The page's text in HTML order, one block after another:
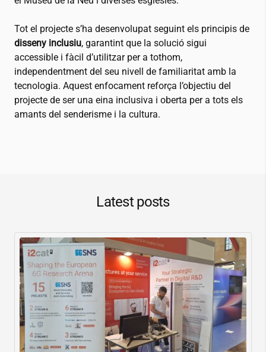
Tot el projecte s’ha desenvolupat seguint els principis de
disseny inclusiu, garantint que la solució sigui
accessible i fàcil d’utilitzar per a tothom,
independentment del seu nivell de familiaritat amb la
tecnologia. Aquest enfocament reforça l’objectiu del
projecte de ser una eina inclusiva i oberta per a tots els
amants del senderisme i la cultura.
Latest posts